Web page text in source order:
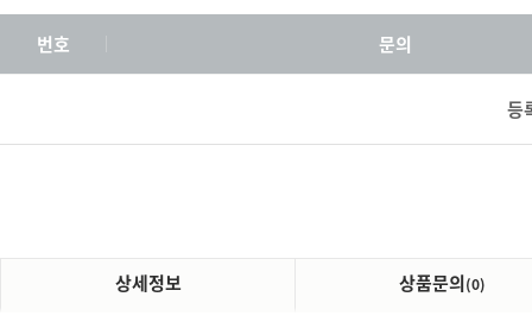
번호 문의
등
상세정보 상품문의(0)